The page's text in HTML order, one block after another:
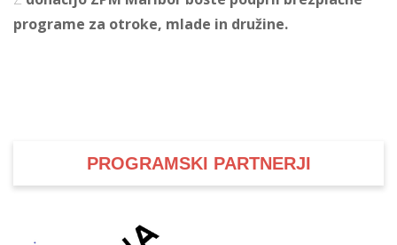
programe za otroke, mlade in družine.
PROGRAMSKI PARTNERJI